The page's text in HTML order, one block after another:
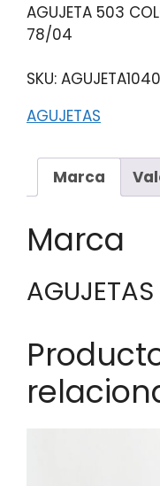
AGUJETA 503
78/04
SKU: AGUJETA1040
AGUJETAS
Marca
Marca
AGUJETAS